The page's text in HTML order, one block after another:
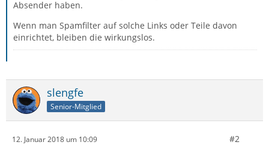
Absender haben.
Wenn man Spamfilter auf solche Links oder Teile davon
einrichtet, bleiben die wirkungslos.
slengfe
Senior-Mitglied
12. Januar 2018 um 10:09 #2